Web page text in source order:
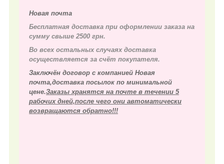
Новая почта
Бесплатная доставка при оформлении заказа на
сумму свыше 2500 грн.
Во всех остальных случаях доставка
осуществляется за счёт покупателя.
Заключён договор с компанией Новая
почта,доставка посылок по минимальной
цене.Заказы хранятся на почте в течении 5
рабочих дней,после чего они автоматически
возвращаются обратно!!!